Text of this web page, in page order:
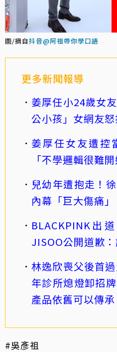
圖/摘自抖音@阿祖帶你學口語
更多新聞報導
姜厚任小24歲女
公小孩」女網友
姜厚任女友遭控
「不學邏輯很難開
兒幼年遭抱走！
內幕「巨大傷痛」
BLACKPINK出
JISOO公開道歉
林逸欣喪父後首
年診所熄燈卸招
產品依舊可以傳承
#吳彥祖